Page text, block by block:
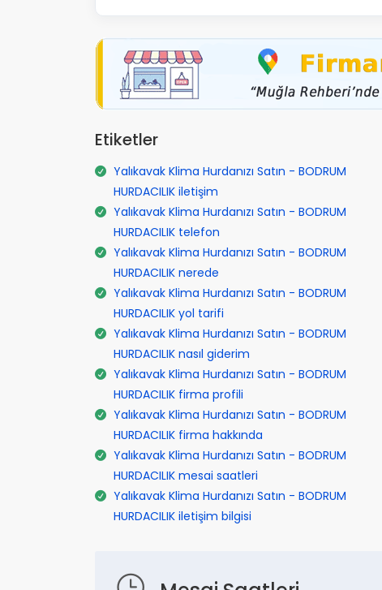
Etiketler
Yalıkavak Klima Hurdanızı Satın - BODRUM
HURDACILIK iletişim
Yalıkavak Klima Hurdanızı Satın - BODRUM
HURDACILIK telefon
Yalıkavak Klima Hurdanızı Satın - BODRUM
HURDACILIK nerede
Yalıkavak Klima Hurdanızı Satın - BODRUM
HURDACILIK yol tarifi
Yalıkavak Klima Hurdanızı Satın - BODRUM
HURDACILIK nasıl giderim
Yalıkavak Klima Hurdanızı Satın - BODRUM
HURDACILIK firma profili
Yalıkavak Klima Hurdanızı Satın - BODRUM
HURDACILIK firma hakkında
Yalıkavak Klima Hurdanızı Satın - BODRUM
HURDACILIK mesai saatleri
Yalıkavak Klima Hurdanızı Satın - BODRUM
HURDACILIK iletişim bilgisi